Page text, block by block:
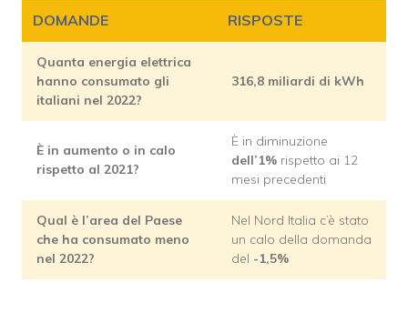
DOMANDE RISPOSTE
Quanta energia elettrica
hanno consumato gli
italiani nel 2022?
316,8 miliardi di kWh
È in aumento o in calo
rispetto al 2021?
È in diminuzione
dell’1% rispetto ai 12
mesi precedenti
Qual è l’area del Paese
che ha consumato meno
nel 2022?
Nel Nord Italia c’è stato
un calo della domanda
del -1,5%